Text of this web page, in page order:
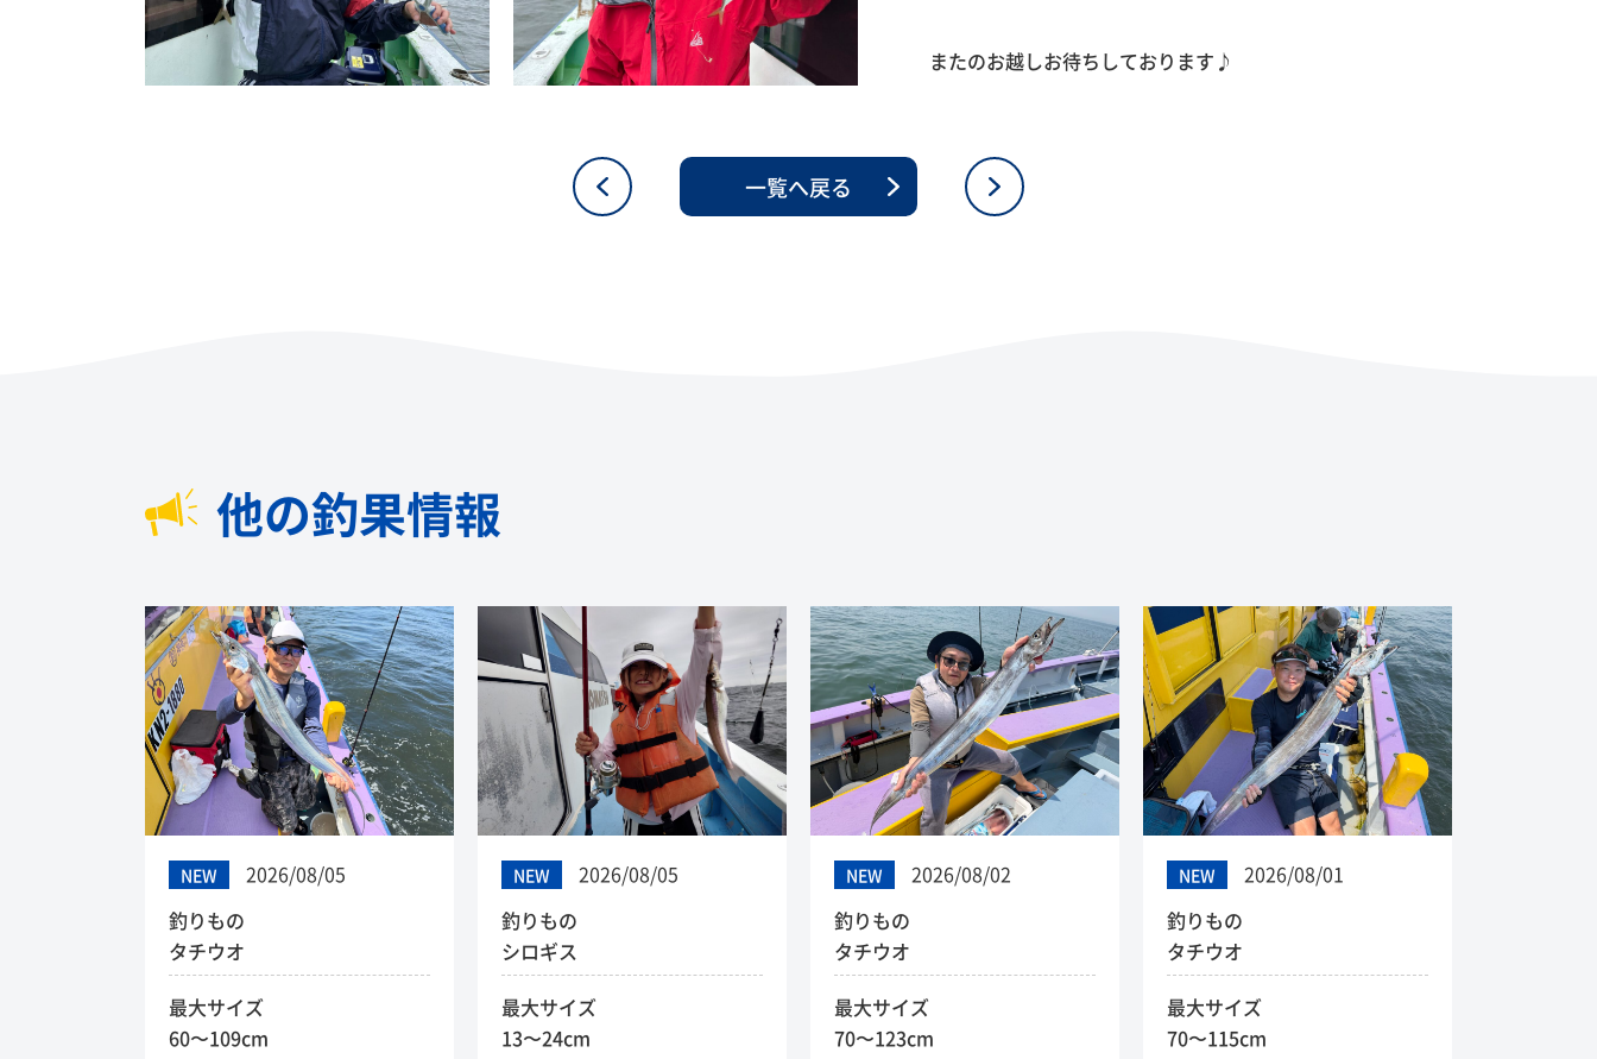
またのお越しお待ちしております♪
一覧へ戻る
他の釣果情報
NEW
2026/08/05
釣りもの
タチウオ
最大サイズ
60〜109cm
NEW
2026/08/05
釣りもの
シロギス
最大サイズ
13〜24cm
NEW
2026/08/02
釣りもの
タチウオ
最大サイズ
70〜123cm
NEW
2026/08/01
釣りもの
タチウオ
最大サイズ
70〜115cm